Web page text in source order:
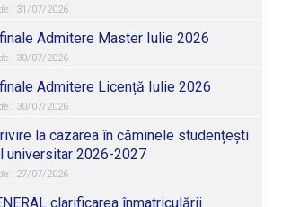
31/07/2026
Admitere Master Iulie 2026
30/07/2026
Admitere Licență Iulie 2026
30/07/2026
la cazarea în căminele studențești
universitar 2026-2027
27/07/2026
clarificarea înmatriculării